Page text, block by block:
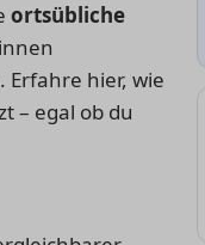
ortsübliche
hier, wie
– egal ob du